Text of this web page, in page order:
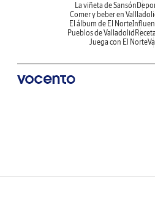
La viñeta de Sansón
Comer y beber en
El álbum de El Norte
Pueblos de Valladolid
Juega con El Norte